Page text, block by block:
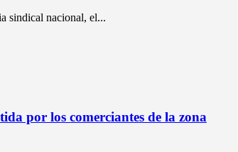
sindical nacional, el...
por los comerciantes de la zona